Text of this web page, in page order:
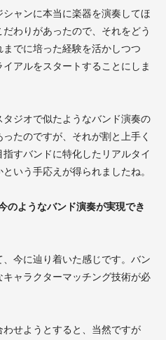
シャンに本当に楽器を演奏してほ
だわりがあったので、それをどう
でに培った経験を活かしつつ
アルをスタートすることにしま
タジオで似たようなバンド演奏の
たのですが、それが割と上手く
すバンドに特化したリアルタイ
いう手応えが得られましたね。
のようなバンド演奏が実現でき
今に辿り着いた感じです。 バン
キャラクターマッチング技術が必
せようとすると、当然ですが